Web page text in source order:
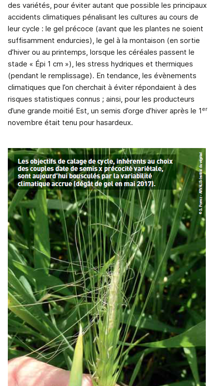
des variétés, pour éviter autant que possible les principaux
accidents climatiques pénalisant les cultures au cours de
leur cycle : le gel précoce (avant que les plantes ne soient
suffisamment endurcies), le gel à la montaison (en sortie
d’hiver ou au printemps, lorsque les céréales passent le
stade « Épi 1 cm »), les stress hydriques et thermiques
(pendant le remplissage). En tendance, les évènements
climatiques que l’on cherchait à éviter répondaient à des
risques statistiques connus ; ainsi, pour les producteurs
d’une grande moitié Est, un semis d’orge d’hiver après le 1 er
novembre était tenu pour hasardeux.